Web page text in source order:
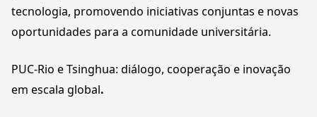
tecnologia, promovendo iniciativas conjuntas e novas
oportunidades para a comunidade universitária.
PUC-Rio e Tsinghua: diálogo, cooperação e inovação
em escala global.